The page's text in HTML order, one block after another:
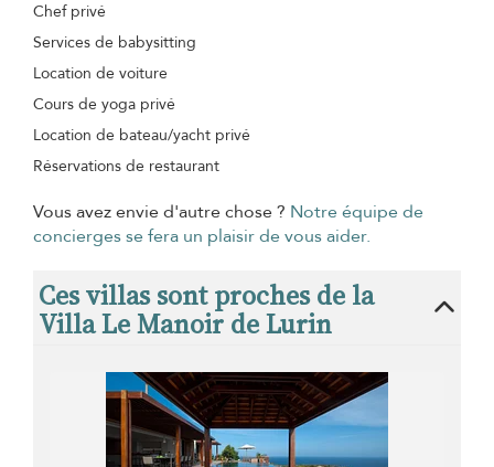
Chef privé
Services de babysitting
Location de voiture
Cours de yoga privé
Location de bateau/yacht privé
Réservations de restaurant
Vous avez envie d'autre chose ? Notre équipe de
concierges se fera un plaisir de vous aider.
Ces villas sont proches de la
Villa Le Manoir de Lurin